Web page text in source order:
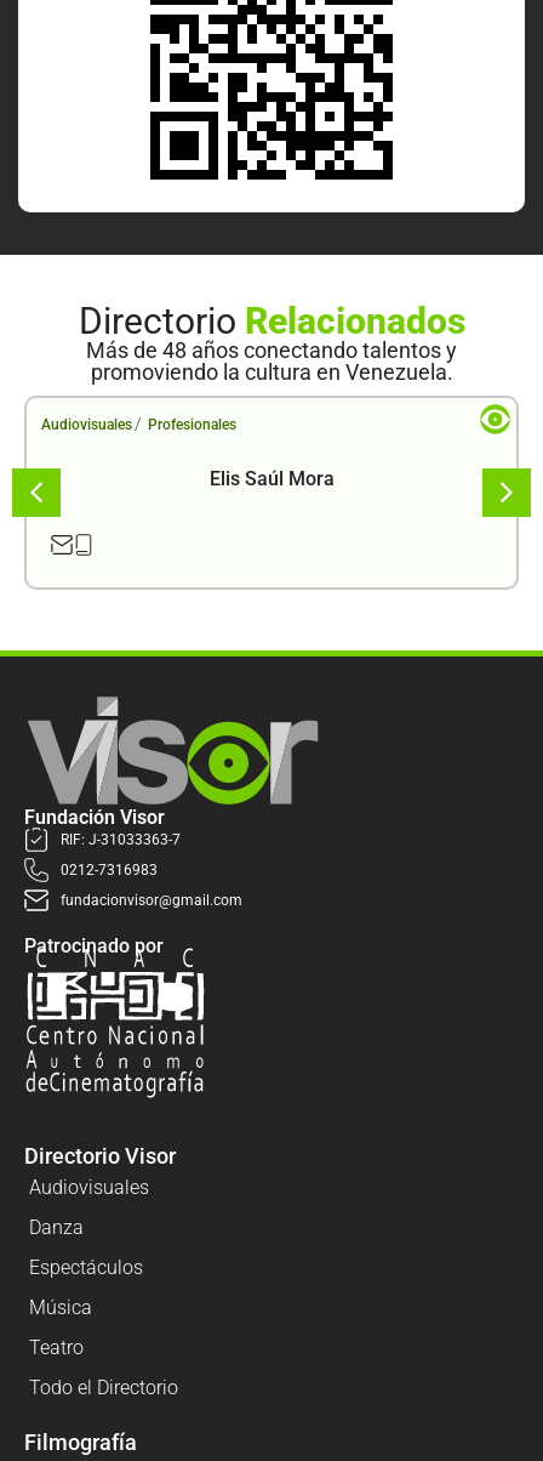
Directorio Relacionados
Más de 48 años conectando talentos y
promoviendo la cultura en Venezuela.
Audiovisuales / Profesionales
Elis Saúl Mora
Fundación Visor
RIF: J-31033363-7
0212-7316983
fundacionvisor@gmail.com
Patrocinado por
Directorio Visor
Audiovisuales
Danza
Espectáculos
Música
Teatro
Todo el Directorio
Filmografía